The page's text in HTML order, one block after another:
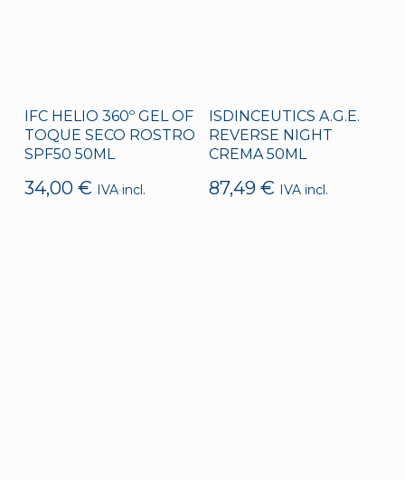
IFC HELIO 360º GEL OF
TOQUE SECO ROSTRO
SPF50 50ML
34,00 € IVA incl.
ISDINCEUTICS A.G.E.
REVERSE NIGHT
CREMA 50ML
87,49€ IVA incl.